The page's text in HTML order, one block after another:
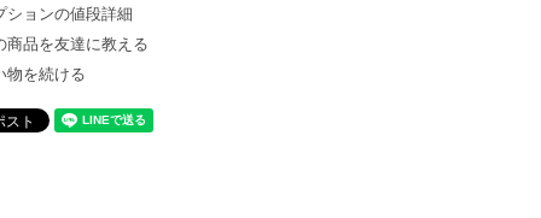
ションの値段詳細
商品を友達に教える
物を続ける